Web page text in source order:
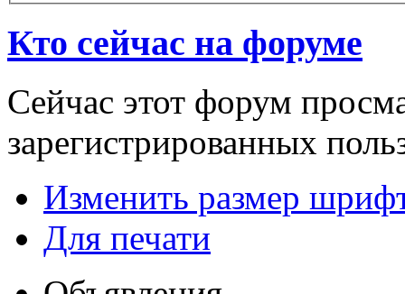
Кто сейчас на форуме
Сейчас этот форум
зарегистрированных
Изменить размер
Для печати